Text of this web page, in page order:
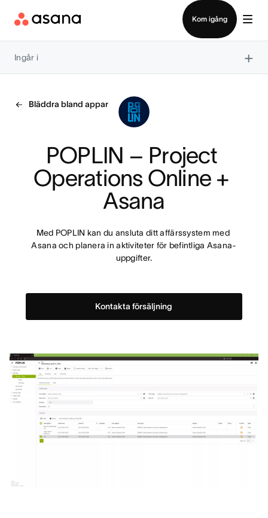
Kom igång
Ingår i ×
Bläddra bland appar
POPLIN – Project
Operations Online +
Asana
Med POPLIN kan du ansluta ditt affärssystem med
Asana och planera in aktiviteter för befintliga Asana-
uppgifter.
Kontakta försäljning